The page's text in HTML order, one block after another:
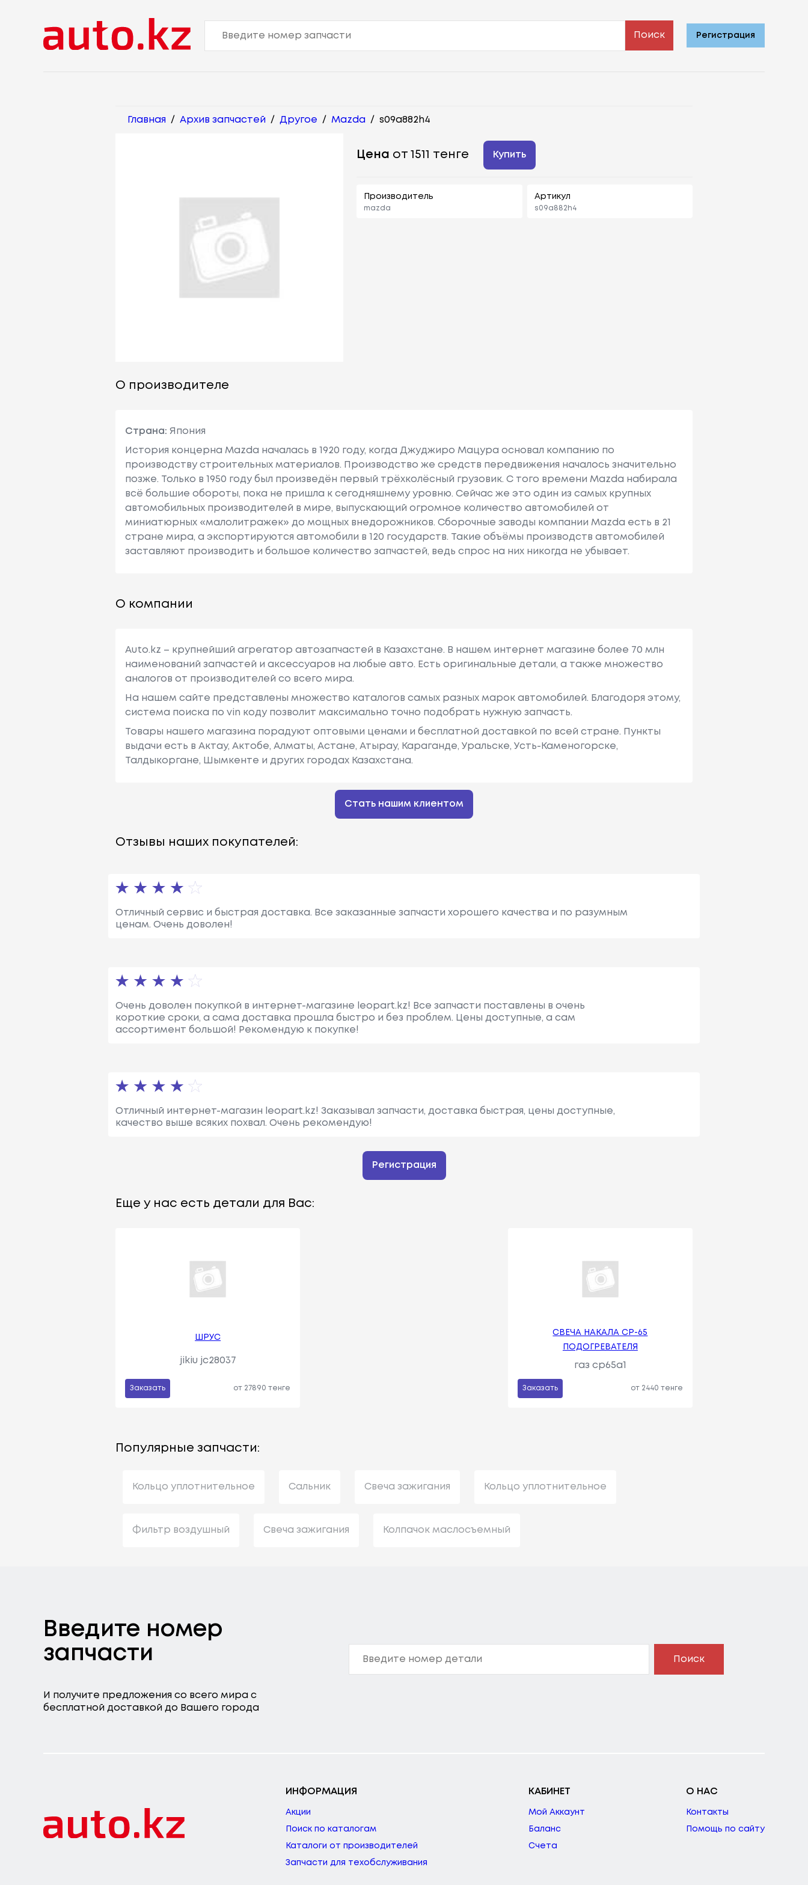
Поиск Регистрация
Главная / Архив запчастей / Другое / Mazda / s09a882h4
Цена от 1511 тенге Купить
Производитель
mazda
Артикул
s09a882h4
О производителе
Страна: Япония
История концерна Mazda началась в 1920 году, когда Джуджиро Мацура основал компанию по
производству строительных материалов. Производство же средств передвижения началось значительно
позже. Только в 1950 году был произведён первый трёхколёсный грузовик. С того времени Mazda набирала
всё большие обороты, пока не пришла к сегодняшнему уровню. Сейчас же это один из самых крупных
автомобильных производителей в мире, выпускающий огромное количество автомобилей от
миниатюрных «малолитражек» до мощных внедорожников. Сборочные заводы компании Mazda есть в 21
стране мира, а экспортируются автомобили в 120 государств. Такие объёмы производств автомобилей
заставляют производить и большое количество запчастей, ведь спрос на них никогда не убывает.
О компании
Auto.kz – крупнейший агрегатор автозапчастей в Казахстане. В нашем интернет магазине более 70 млн
наименований запчастей и аксессуаров на любые авто. Есть оригинальные детали, а также множество
аналогов от производителей со всего мира.
На нашем сайте представлены множество каталогов самых разных марок автомобилей. Благодоря этому,
система поиска по vin коду позволит максимально точно подобрать нужную запчасть.
Товары нашего магазина порадуют оптовыми ценами и бесплатной доставкой по всей стране. Пункты
выдачи есть в Актау, Актобе, Алматы, Астане, Атырау, Караганде, Уральске, Усть-Каменогорске,
Талдыкоргане, Шымкенте и других городах Казахстана.
Стать нашим клиентом
Отзывы наших покупателей:
Отличный сервис и быстрая доставка. Все заказанные запчасти хорошего качества и по разумным
ценам. Очень доволен!
Очень доволен покупкой в интернет-магазине leopart.kz! Все запчасти поставлены в очень
короткие сроки, а сама доставка прошла быстро и без проблем. Цены доступные, а сам
ассортимент большой! Рекомендую к покупке!
Отличный интернет-магазин leopart.kz! Заказывал запчасти, доставка быстрая, цены доступные,
качество выше всяких похвал. Очень рекомендую!
Регистрация
Еще у нас есть детали для Вас:
ШРУС
jikiu jc28037
Заказать от 27890 тенге
СВЕЧА НАКАЛА СР-65
ПОДОГРЕВАТЕЛЯ
газ cp65a1
Заказать от 2440 тенге
Популярные запчасти:
Кольцо уплотнительное Сальник Свеча зажигания Кольцо уплотнительное
Фильтр воздушный Свеча зажигания Колпачок маслосъемный
Введите номер
запчасти
И получите предложения со всего мира с
бесплатной доставкой до Вашего города
Поиск
ИНФОРМАЦИЯ
Акции
Поиск по каталогам
Каталоги от производителей
Запчасти для техобслуживания
КАБИНЕТ
Мой Аккаунт
Баланс
Счета
О НАС
Контакты
Помощь по сайту